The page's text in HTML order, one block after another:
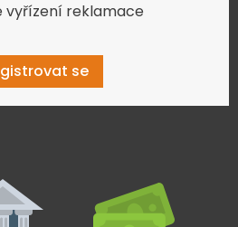
vyřízení reklamace
se